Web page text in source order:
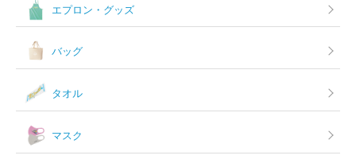
エプロン・グッズ
バッグ
タオル
マスク